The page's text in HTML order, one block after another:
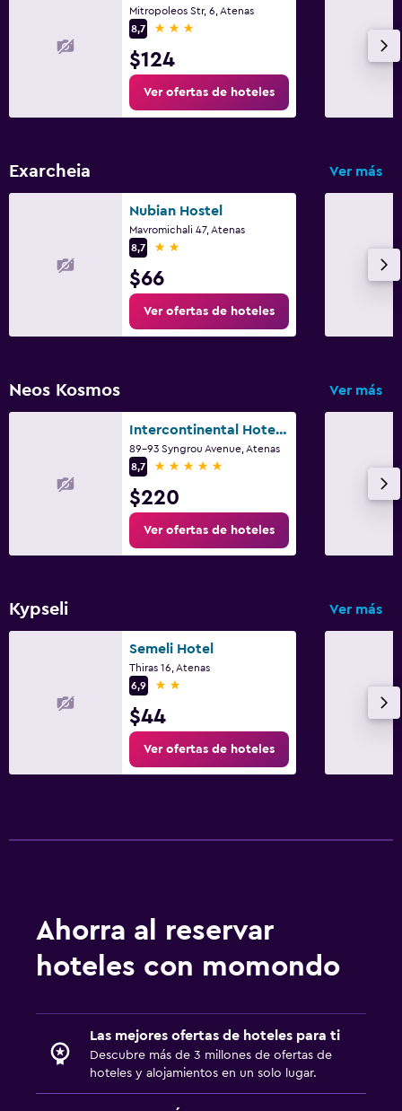
Mitropoleos Str, 6, Atenas
8,7
3 estrellas
$124
Ver ofertas de hoteles
Exarcheia Ver más
Nubian Hostel
Mavromichali 47, Atenas
8,7
2 estrellas
$66
Ver ofertas de hoteles
Neos Kosmos Ver más
Intercontinental Hotels Athenaeum Athens By IHG
89-93 Syngrou Avenue, Atenas
8,7
5 estrellas
$220
Ver ofertas de hoteles
Kypseli Ver más
Semeli Hotel
Thiras 16, Atenas
6,9
2 estrellas
$44
Ver ofertas de hoteles
Ahorra al reservar
hoteles con momondo
Las mejores ofertas de hoteles para ti
Descubre más de 3 millones de ofertas de
hoteles y alojamientos en un solo lugar.